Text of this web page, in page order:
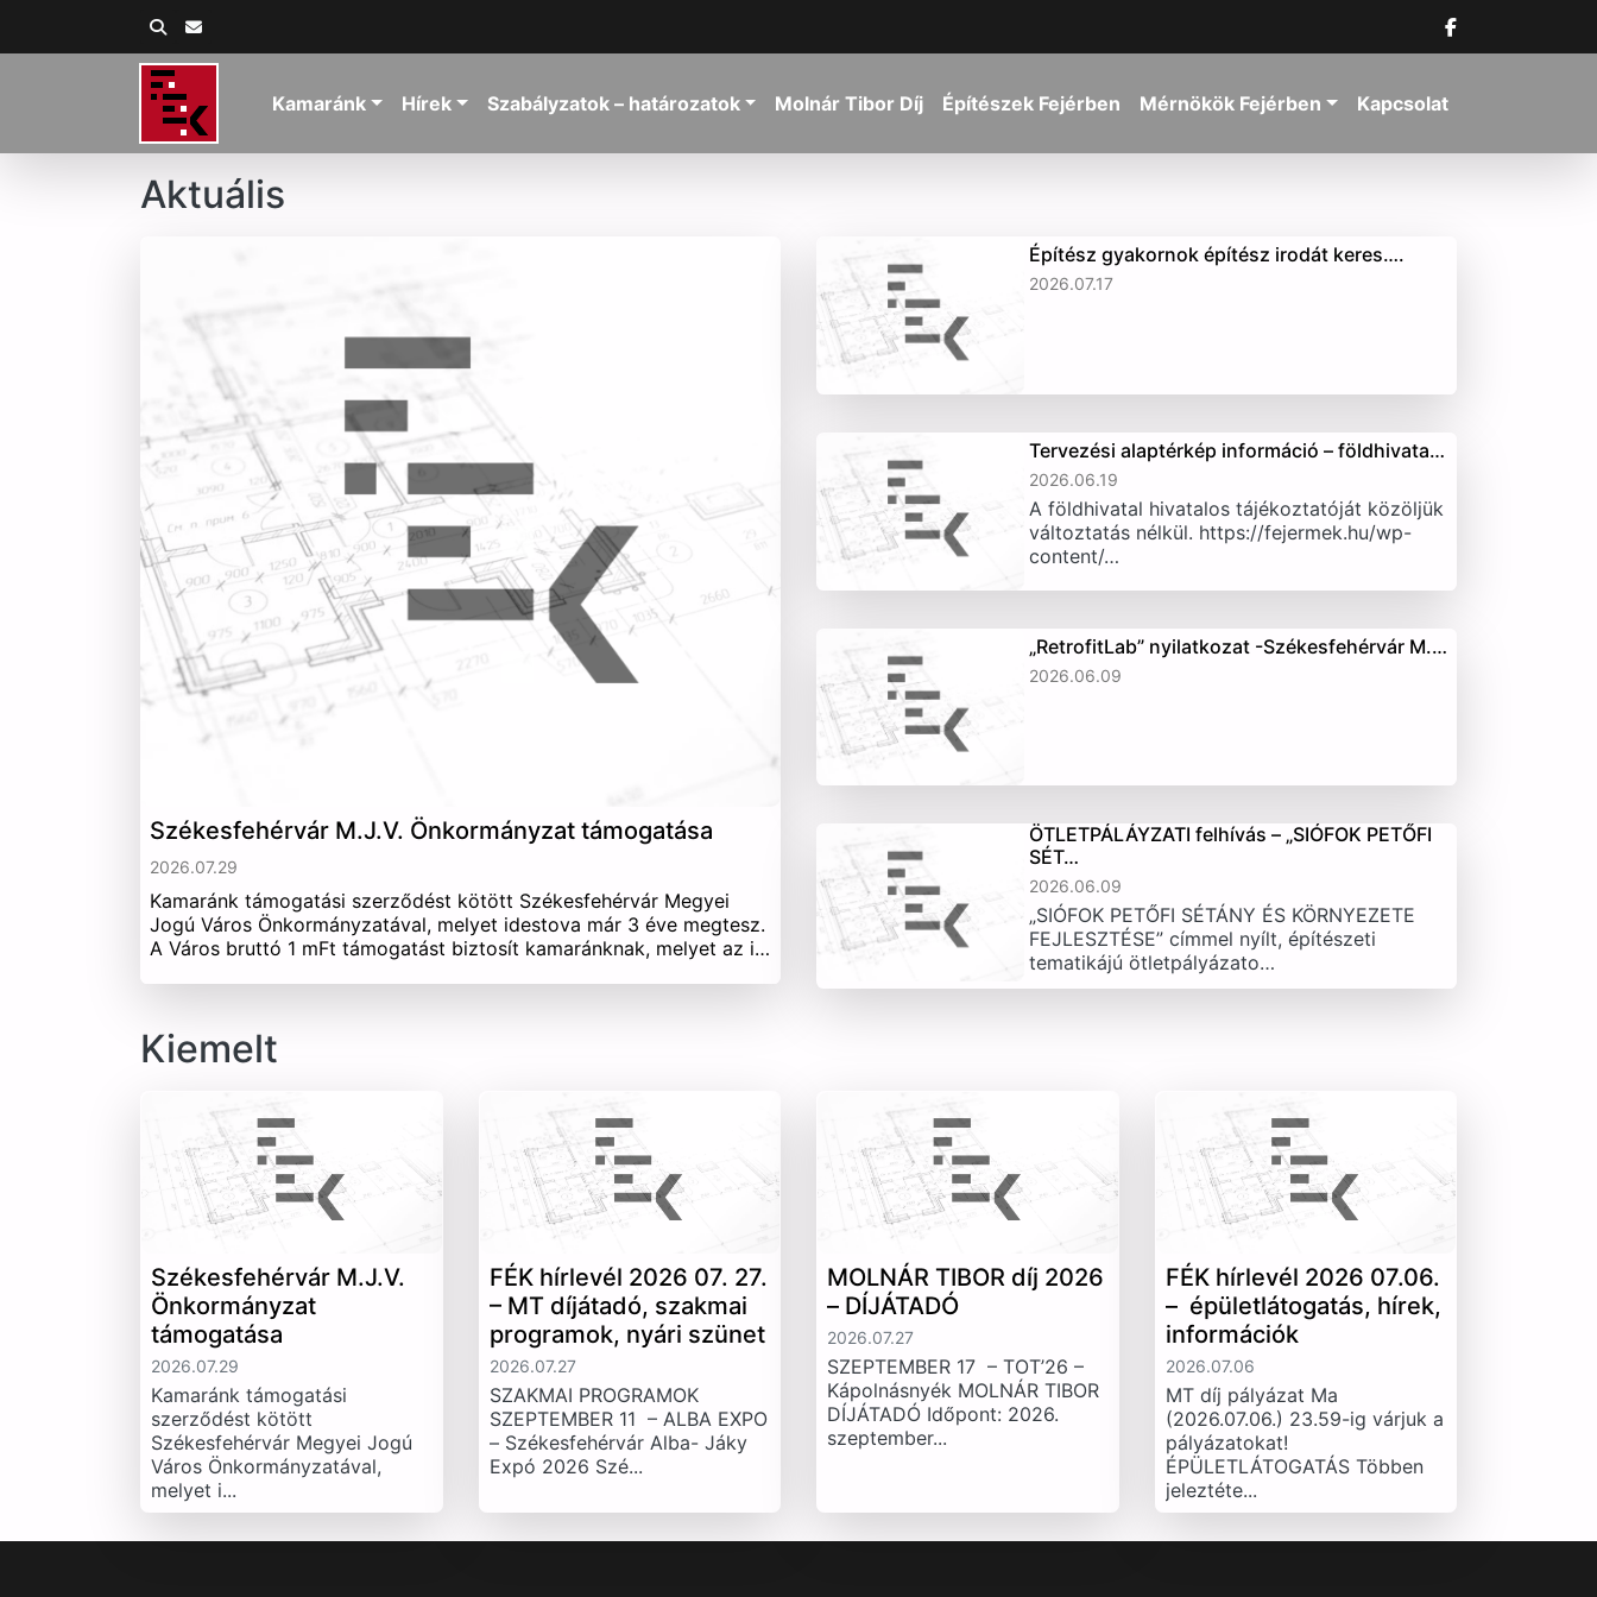
Kamaránk Hírek Szabályzatok – határozatok Molnár Tibor Díj Építészek Fejérben Mérnökök Fejérben Kapcsolat
Aktuális
Székesfehérvár M.J.V. Önkormányzat támogatása
2026.07.29
Kamaránk támogatási szerződést kötött Székesfehérvár Megyei
Jogú Város Önkormányzatával, melyet idestova már 3 éve megtesz.
A Város bruttó 1 mFt támogatást biztosít kamaránknak, melyet az i…
Építész gyakornok építész irodát keres….
2026.07.17
Tervezési alaptérkép információ – földhivata…
2026.06.19
A földhivatal hivatalos tájékoztatóját közöljük
változtatás nélkül. https://fejermek.hu/wp-
content/…
„RetrofitLab” nyilatkozat -Székesfehérvár M.…
2026.06.09
ÖTLETPÁLÁYZATI felhívás – „SIÓFOK PETŐFI
SÉT…
2026.06.09
„SIÓFOK PETŐFI SÉTÁNY ÉS KÖRNYEZETE
FEJLESZTÉSE” címmel nyílt, építészeti
tematikájú ötletpályázato…
Kiemelt
Székesfehérvár M.J.V.
Önkormányzat
támogatása
2026.07.29
Kamaránk támogatási
szerződést kötött
Székesfehérvár Megyei Jogú
Város Önkormányzatával,
melyet i...
FÉK hírlevél 2026 07. 27.
– MT díjátadó, szakmai
programok, nyári szünet
2026.07.27
SZAKMAI PROGRAMOK
SZEPTEMBER 11 – ALBA EXPO
– Székesfehérvár Alba- Jáky
Expó 2026 Szé...
MOLNÁR TIBOR díj 2026
– DÍJÁTADÓ
2026.07.27
SZEPTEMBER 17 – TOT’26 –
Kápolnásnyék MOLNÁR TIBOR
DÍJÁTADÓ Időpont: 2026.
szeptember...
FÉK hírlevél 2026 07.06.
– épületlátogatás, hírek,
információk
2026.07.06
MT díj pályázat Ma
(2026.07.06.) 23.59-ig várjuk a
pályázatokat!
ÉPÜLETLÁTOGATÁS Többen
jeleztéte...